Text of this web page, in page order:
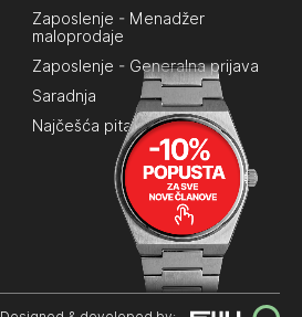
Zaposlenje - Menadžer
maloprodaje
Zaposlenje - Generalna prijava
Saradnja
Najčešća pitanja